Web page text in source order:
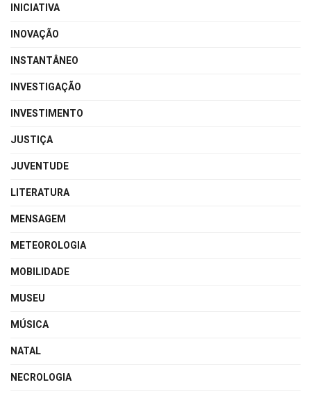
INICIATIVA
INOVAÇÃO
INSTANTÂNEO
INVESTIGAÇÃO
INVESTIMENTO
JUSTIÇA
JUVENTUDE
LITERATURA
MENSAGEM
METEOROLOGIA
MOBILIDADE
MUSEU
MÚSICA
NATAL
NECROLOGIA